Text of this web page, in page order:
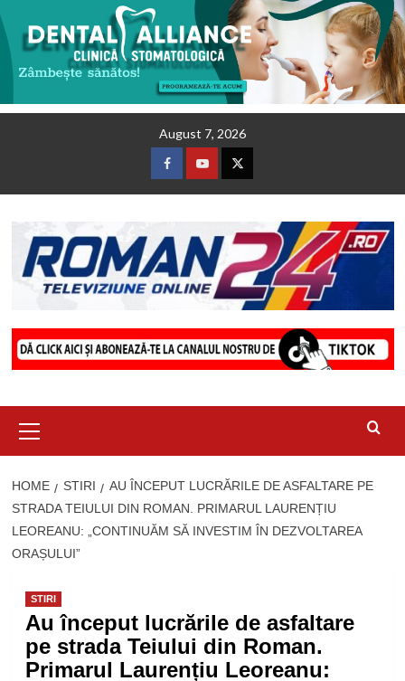
August 7, 2026
FacebookYoutubeTwitter
Menu
HOME STIRI
AU ÎNCEPUT LUCRĂRILE DE ASFALTARE PE
STRADA TEIULUI DIN ROMAN. PRIMARUL LAURENȚIU
LEOREANU: „CONTINUĂM SĂ INVESTIM ÎN DEZVOLTAREA
ORAȘULUI”
STIRI
Au început lucrările de asfaltare
pe strada Teiului din Roman.
Primarul Laurențiu Leoreanu: